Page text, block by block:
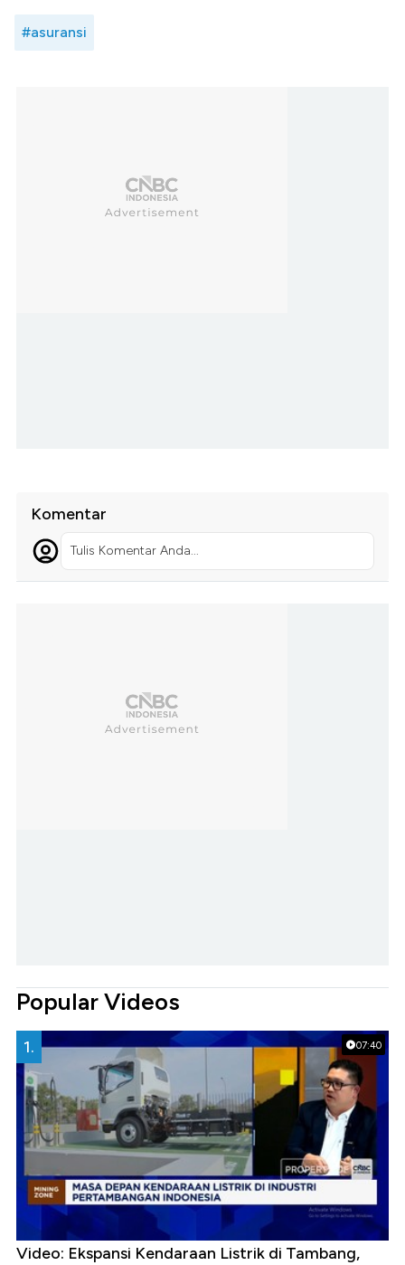
#asuransi
Komentar
Tulis Komentar Anda...
Popular Videos
07:40
1.
Video: Ekspansi Kendaraan Listrik di Tambang,